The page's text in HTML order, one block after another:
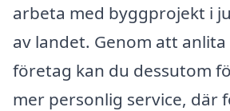
arbeta med byggprojekt i
av landet. Genom att
företag kan du dessutom
mer personlig service, där